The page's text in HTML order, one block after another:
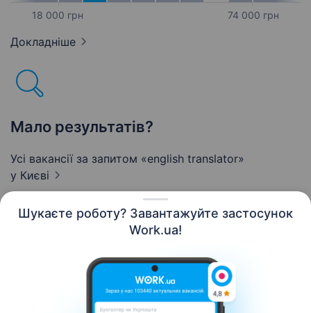
Шукаєте роботу? Завантажуйте застосунок
Work.ua!
18 000 грн 74 000 грн
Докладніше
Мало результатів?
Усі вакансії за запитом «english translator»
у Києві